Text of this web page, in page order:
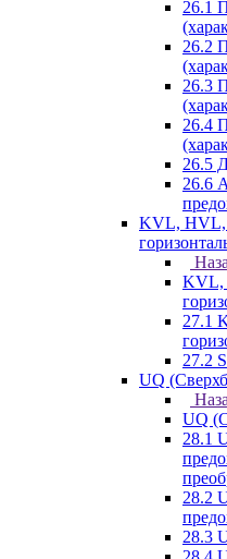
26.1
26.2
26.3
26.4
26.5
26.6
KVL, HVL,
KVL,
27.1
27.2
UQ
UQ
28.1
28.2
28.3